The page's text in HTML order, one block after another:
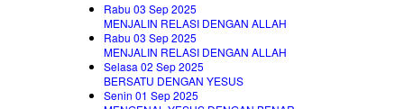
Rabu 03 Sep 2025
MENJALIN RELASI DENGAN ALLAH
Rabu 03 Sep 2025
MENJALIN RELASI DENGAN ALLAH
Selasa 02 Sep 2025
BERSATU DENGAN YESUS
Senin 01 Sep 2025